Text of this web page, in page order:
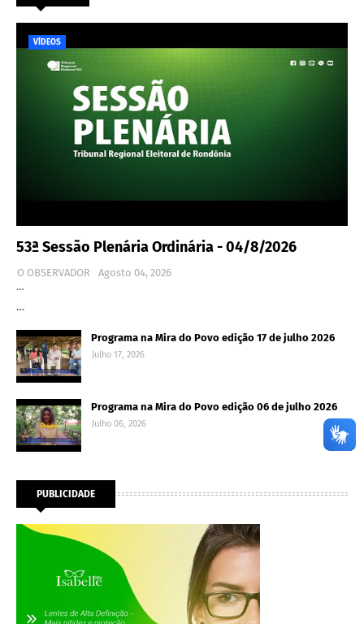
VÍDEOS
53ª Sessão Plenária Ordinária - 04/8/2026
O OBSERVADOR
Agosto 04, 2026
…
…
Programa na Mira do Povo edição 17 de julho 2026
Julho 17, 2026
Programa na Mira do Povo edição 06 de julho 2026
Julho 06, 2026
PUBLICIDADE